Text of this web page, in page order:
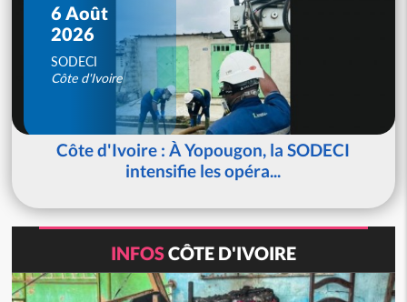
6 Août
2026
SODECI
Côte d'Ivoire
Côte d'Ivoire : À Yopougon, la SODECI
intensifie les opéra...
INFOSCÔTE D'IVOIRE